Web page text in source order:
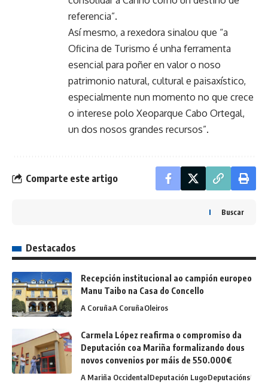
referencia”.
Así mesmo, a rexedora sinalou que “a
Oficina de Turismo é unha ferramenta
esencial para poñer en valor o noso
patrimonio natural, cultural e paisaxístico,
especialmente nun momento no que crece
o interese polo Xeoparque Cabo Ortegal,
un dos nosos grandes recursos”.
Comparte este artigo
Buscar
Destacados
Recepción institucional ao campión europeo
Manu Taibo na Casa do Concello
A CoruñaA CoruñaOleiros
Carmela López reafirma o compromiso da
Deputación coa Mariña formalizando dous
novos convenios por máis de 550.000€
A Mariña OccidentalDeputación LugoDeputacións